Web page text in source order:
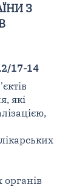
З
17-14
які
органів